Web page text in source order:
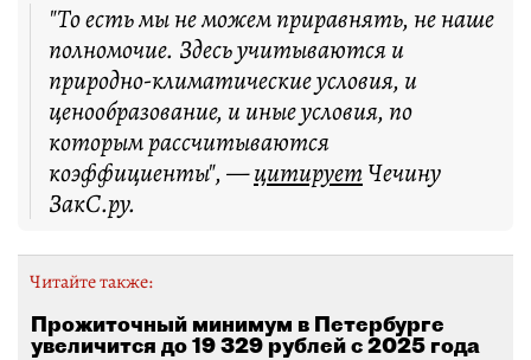
"То есть мы не можем приравнять, не наше
полномочие. Здесь учитываются и
природно-климатические условия, и
ценообразование, и иные условия, по
которым рассчитываются
коэффициенты", —цитируетЧечину
ЗакС.ру.
Читайте также:
Прожиточный минимум в Петербурге
увеличится до 19 329 рублей с 2025 года